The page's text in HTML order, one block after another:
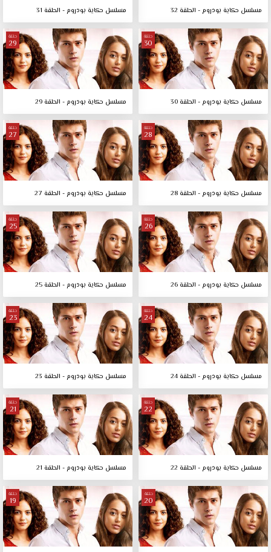
مسلسل حكاية بودروم - الحلقة 32 مسلسل حكاية بودروم - الحلقة 31
حلقة
30
مسلسل حكاية بودروم - الحلقة 30
حلقة
29
مسلسل حكاية بودروم - الحلقة 29
حلقة
28
مسلسل حكاية بودروم - الحلقة 28
حلقة
27
مسلسل حكاية بودروم - الحلقة 27
حلقة
26
مسلسل حكاية بودروم - الحلقة 26
حلقة
25
مسلسل حكاية بودروم - الحلقة 25
حلقة
24
مسلسل حكاية بودروم - الحلقة 24
حلقة
23
مسلسل حكاية بودروم - الحلقة 23
حلقة
22
مسلسل حكاية بودروم - الحلقة 22
حلقة
21
مسلسل حكاية بودروم - الحلقة 21
حلقة
20
حلقة
19